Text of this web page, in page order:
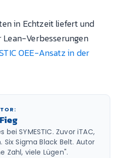
in Echtzeit liefert und
Verbesserungen
OEE-Ansatz in der
bei SYMESTIC. Zuvor iTAC,
Six Sigma Black Belt. Autor
Zahl, viele Lügen".